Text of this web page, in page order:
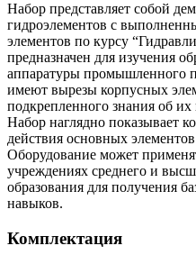
Набор представляет собой
гидроэлементов с
элементов по курсу
предназначен для изучения
аппаратуры промышленного
имеют вырезы корпусных
подкрепленного знания об
Набор наглядно показывает
действия основных
Оборудование может
учреждениях среднего и
образования для получения
навыков.
Комплектация